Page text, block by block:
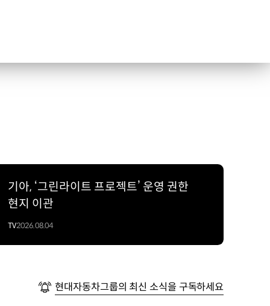
기아, ‘그린라이트 프로젝트’ 운영 권한
현지 이관
TV2026.08.04
현대자동차그룹의 최신 소식을 구독하세요